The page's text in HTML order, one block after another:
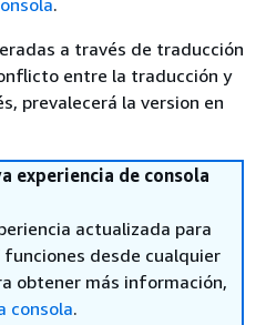
.
a través de traducción
entre la traducción y
prevalecerá la version en
experiencia de consola
actualizada para
funciones desde cualquier
obtener más información,
consola.